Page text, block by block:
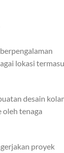
lokasi
desain
oleh tenaga
proyek